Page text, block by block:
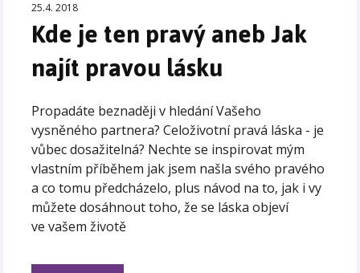
25.4. 2018
Kde je ten pravý aneb Jak
najít pravou lásku
Propadáte beznaději v hledání Vašeho
vysněného partnera? Celoživotní pravá láska - je
vůbec dosažitelná? Nechte se inspirovat mým
vlastním příběhem jak jsem našla svého pravého
a co tomu předcházelo, plus návod na to, jak i vy
můžete dosáhnout toho, že se láska objeví
ve vašem životě